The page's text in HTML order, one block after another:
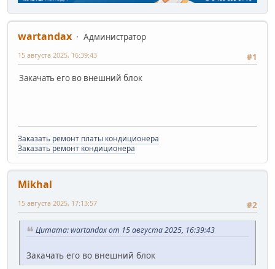
wartandax
Администратор
#1
15 августа 2025, 16:39:43
Закачать его во внешний блок
Заказать ремонт платы кондиционера
Заказать ремонт кондиционера
Mikhal
#2
15 августа 2025, 17:13:57
Цитата: wartandax от 15 августа 2025, 16:39:43
Закачать его во внешний блок